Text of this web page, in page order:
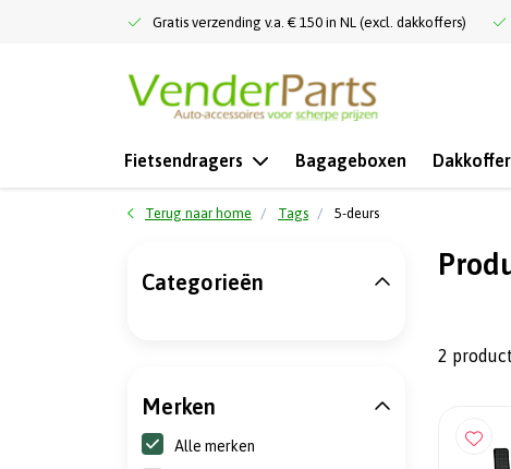
Gratis verzending v.a. € 150 in NL (excl. dakkoffers)
Fietsendragers Bagageboxen
Terug naar home Tags 5-deurs
2
Categorieën
Merken
Alle merken